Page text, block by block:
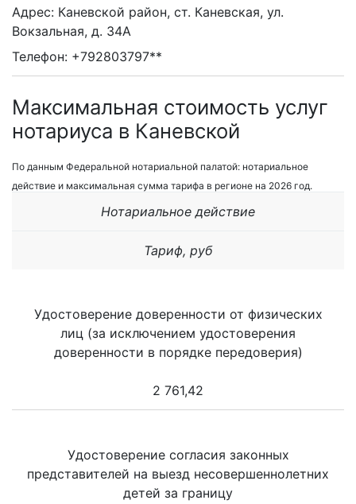
Адрес: Каневской район, ст. Каневская, ул.
Вокзальная, д. 34А
Телефон: +792803797**
Максимальная стоимость услуг
нотариуса в Каневской
По данным Федеральной нотариальной палатой: нотариальное
действие и максимальная сумма тарифа в регионе на 2026 год.
Нотариальное действие
Тариф, руб
Удостоверение доверенности от физических
лиц (за исключением удостоверения
доверенности в порядке передоверия)
2 761,42
Удостоверение согласия законных
представителей на выезд несовершеннолетних
детей за границу